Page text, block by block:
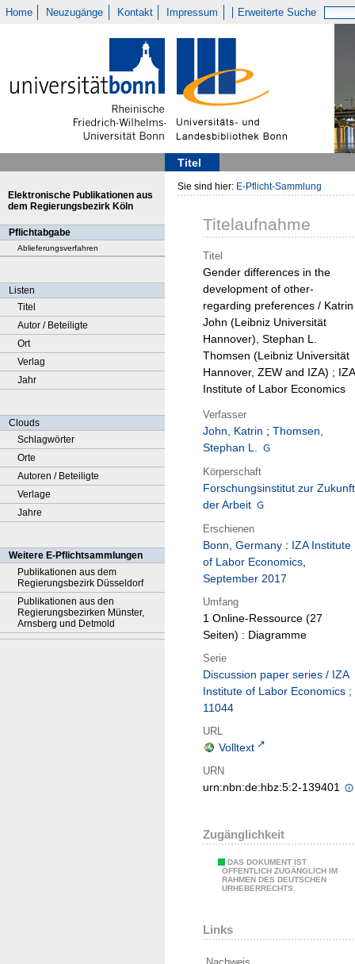
Home Neuzugänge Kontakt Impressum Erweiterte Suche
Titel
Elektronische Publikationen aus
dem Regierungsbezirk Köln
Pflichtabgabe
Ablieferungsverfahren
Listen
Titel
Autor / Beteiligte
Ort
Verlag
Jahr
Clouds
Schlagwörter
Orte
Autoren / Beteiligte
Verlage
Jahre
Weitere E-Pflichtsammlungen
Publikationen aus dem
Regierungsbezirk Düsseldorf
Publikationen aus den
Regierungsbezirken Münster,
Arnsberg und Detmold
Sie sind hier: E-Pflicht-Sammlung
Titelaufnahme
Titel
Gender differences in the
development of other-
regarding preferences / Katrin
John (Leibniz Universität
Hannover), Stephan L.
Thomsen (Leibniz Universität
Hannover, ZEW and IZA) ; IZA
Institute of Labor Economics
Verfasser
John, Katrin ; Thomsen,
Stephan L.
Körperschaft
Forschungsinstitut zur Zukunft
der Arbeit
Erschienen
Bonn, Germany : IZA Institute
of Labor Economics,
September 2017
Umfang
1 Online-Ressource (27
Seiten) : Diagramme
Serie
Discussion paper series / IZA
Institute of Labor Economics ;
11044
URL
Volltext
URN
urn:nbn:de:hbz:5:2-139401
Zugänglichkeit
DAS DOKUMENT IST
ÖFFENTLICH ZUGÄNGLICH IM
RAHMEN DES DEUTSCHEN
URHEBERRECHTS.
Links